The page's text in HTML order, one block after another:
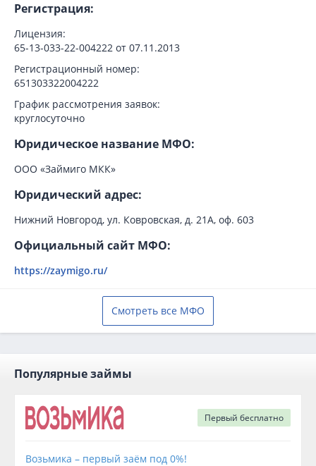
Регистрация:
Лицензия:
65-13-033-22-004222 от 07.11.2013
Регистрационный номер:
651303322004222
График рассмотрения заявок:
круглосуточно
Юридическое название МФО:
ООО «Займиго МКК»
Юридический адрес:
Нижний Новгород, ул. Ковровская, д. 21А, оф. 603
Официальный сайт МФО:
https://zaymigo.ru/
Смотреть все МФО
Популярные займы
Первый бесплатно
Возьмика – первый заём под 0%!